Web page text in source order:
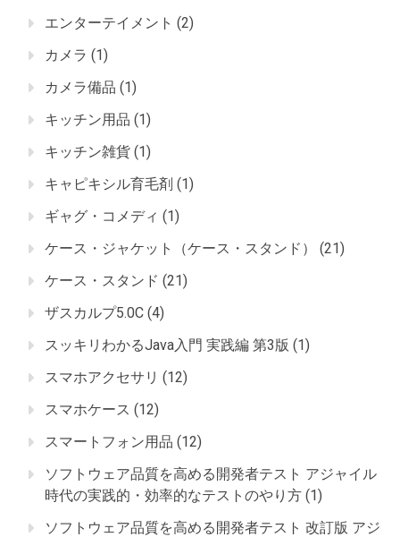
エンターテイメント (2)
カメラ (1)
カメラ備品 (1)
キッチン用品 (1)
キッチン雑貨 (1)
キャピキシル育毛剤 (1)
ギャグ・コメディ (1)
ケース・ジャケット（ケース・スタンド）
(21)
ケース・スタンド (21)
ザスカルプ5.0C (4)
スッキリわかるJava入門 実践編 第3版 (1)
スマホアクセサリ (12)
スマホケース (12)
スマートフォン用品 (12)
ソフトウェア品質を高める開発者テスト アジャイル
時代の実践的・効率的なテストのやり方 (1)
ソフトウェア品質を高める開発者テスト 改訂版 アジ